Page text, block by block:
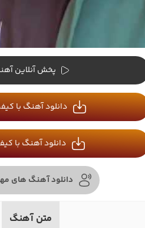
پخش آنلاین
دانلود آهنگ با
دانلود آهنگ با
دانلود آهنگ های
متن آهنگ